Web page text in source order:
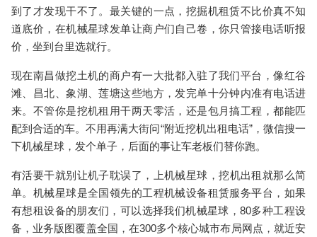
到了才发现干不了。最关键的一点， 挖掘机租赁不比价真不知
道底价，在机械星球发单让商户们自己卷，你只管接电话听报
价，坐到台里选就行。
现在南昌做挖土机的商户有一大批都入驻了我们平台，像红谷
滩、昌北、象湖、莲塘这些地方，发完单十分钟内准有电话进
来。不管你是挖机租用干两天零活，还是包月搞工程，都能匹
配到合适的车。不用再满大街问“附近挖机出租电话”，微信搜一
下机械星球，发个单子，后面的事让车老板们替你跑。
有活要干就别让机子耽误了，上机械星球 ，挖机出租就那么简
单。机械星球是全国领先的工程机械设备租赁服务平台，如果
有想租设备的朋友们，可以选择我们机械星球，80多种工程设
备，业务版图覆盖全国，在300多个核心城市布局网点，就近安